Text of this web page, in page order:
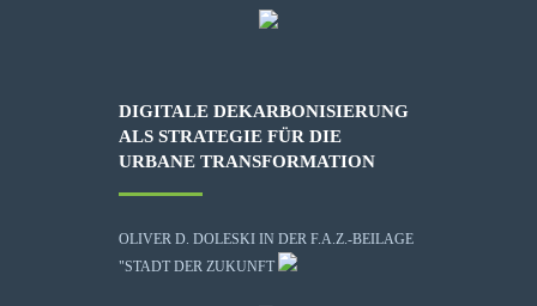
DIGITALE DEKARBONISIERUNG
ALS STRATEGIE FÜR DIE
URBANE TRANSFORMATION
OLIVER D. DOLESKI IN DER F.A.Z.-BEILAGE
"STADT DER ZUKUNFT